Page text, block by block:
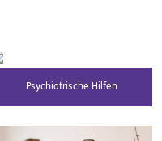
Psychiatrische Hilfen